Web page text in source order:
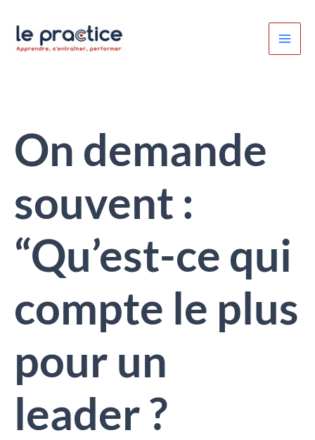
contenu
On demande
souvent :
“Qu’est-ce qui
compte le plus
pour un
leader ?